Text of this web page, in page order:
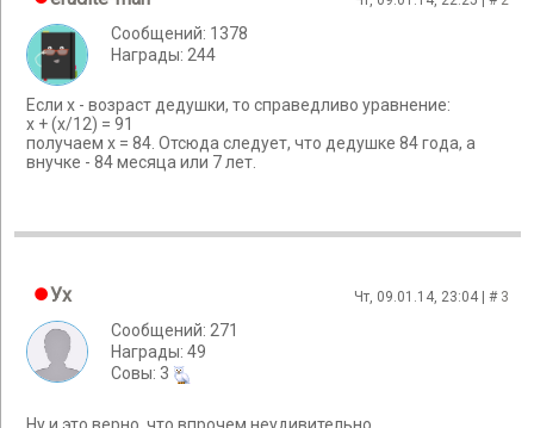
Сообщений: 1378
Награды: 244
Если x - возраст дедушки, то справедливо уравнение:
x + (x/12) = 91
получаем х = 84. Отсюда следует, что дедушке 84 года, а
внучке - 84 месяца или 7 лет.
Ух Чт, 09.01.14, 23:04 | # 3
Сообщений: 271
Награды: 49
Cовы: 3